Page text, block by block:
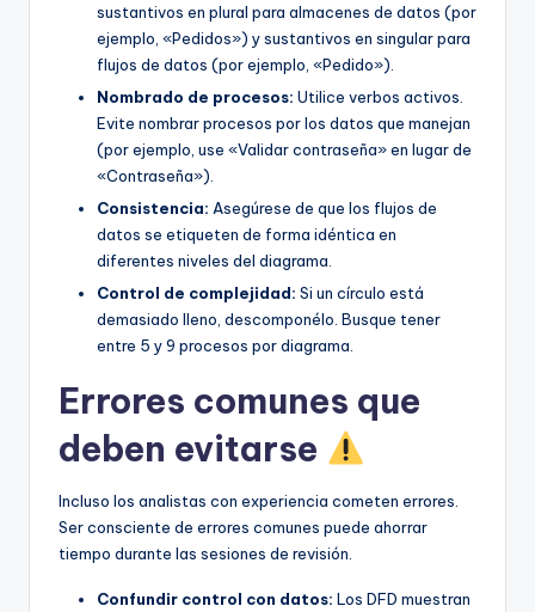
sustantivos en plural para almacenes de datos (por
ejemplo, «Pedidos») y sustantivos en singular para
flujos de datos (por ejemplo, «Pedido»).
Nombrado de procesos: Utilice verbos activos.
Evite nombrar procesos por los datos que manejan
(por ejemplo, use «Validar contraseña» en lugar de
«Contraseña»).
Consistencia: Asegúrese de que los flujos de
datos se etiqueten de forma idéntica en
diferentes niveles del diagrama.
Control de complejidad: Si un círculo está
demasiado lleno, descomponélo. Busque tener
entre 5 y 9 procesos por diagrama.
Errores comunes que
deben evitarse
Incluso los analistas con experiencia cometen errores.
Ser consciente de errores comunes puede ahorrar
tiempo durante las sesiones de revisión.
Confundir control con datos: Los DFD muestran